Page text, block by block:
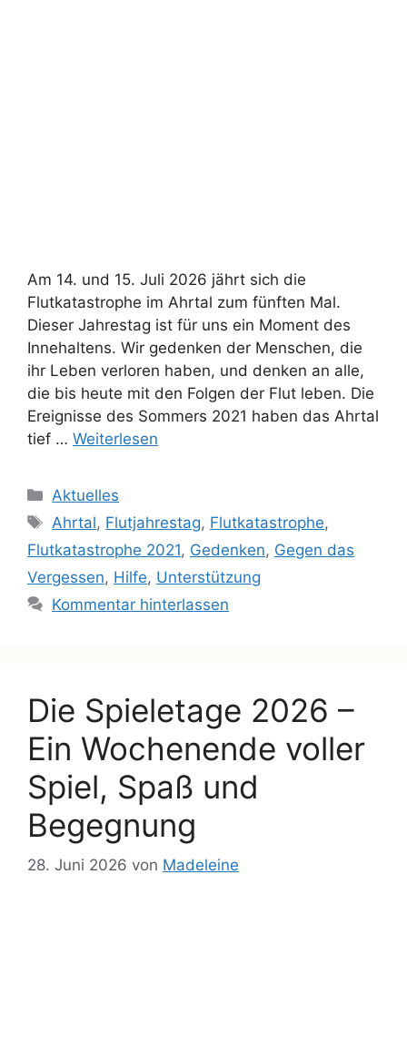
Am 14. und 15. Juli 2026 jährt sich die
Flutkatastrophe im Ahrtal zum fünften Mal.
Dieser Jahrestag ist für uns ein Moment des
Innehaltens. Wir gedenken der Menschen, die
ihr Leben verloren haben, und denken an alle,
die bis heute mit den Folgen der Flut leben. Die
Ereignisse des Sommers 2021 haben das Ahrtal
tief … Weiterlesen
Aktuelles
Ahrtal, Flutjahrestag, Flutkatastrophe,
Flutkatastrophe 2021, Gedenken, Gegen das
Vergessen, Hilfe, Unterstützung
Kommentar hinterlassen
Die Spieletage 2026 –
Ein Wochenende voller
Spiel, Spaß und
Begegnung
28. Juni 2026 von Madeleine